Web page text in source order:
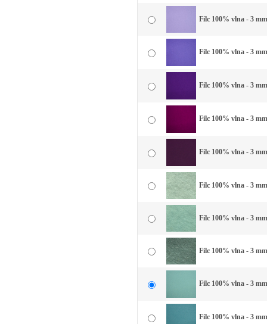
Filc 100% vlna - 3
Filc 100% vlna - 3
Filc 100% vlna - 3
Filc 100% vlna - 3
Filc 100% vlna - 3
Filc 100% vlna - 3
Filc 100% vlna - 3
Filc 100% vlna - 3
Filc 100% vlna - 3
Filc 100% vlna - 3